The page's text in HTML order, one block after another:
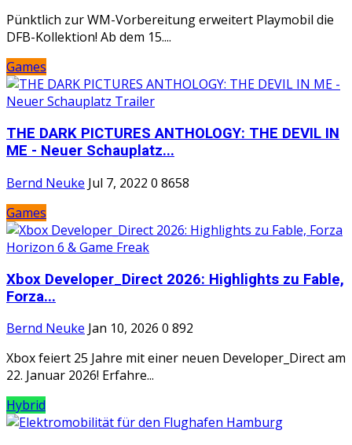
Pünktlich zur WM-Vorbereitung erweitert Playmobil die
DFB-Kollektion! Ab dem 15....
Games
THE DARK PICTURES ANTHOLOGY: THE DEVIL IN
ME - Neuer Schauplatz...
Bernd Neuke Jul 7, 2022 0 8658
Games
Xbox Developer_Direct 2026: Highlights zu Fable,
Forza...
Bernd Neuke Jan 10, 2026 0 892
Xbox feiert 25 Jahre mit einer neuen Developer_Direct am
22. Januar 2026! Erfahre...
Hybrid